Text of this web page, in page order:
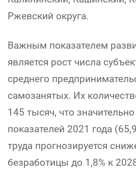
Ржевский округа.
Важным показателем
является рост числа
среднего
самозанятых. Их
145 тысяч, что
показателей 2021 года
труда прогнозируется
безработицы до 1,8% к